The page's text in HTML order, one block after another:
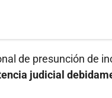
de presunción de
judicial